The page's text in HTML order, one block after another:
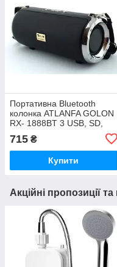
Портативна Bluetooth
колонка ATLANFA GOLON
RX- 1888BT 3 USB, SD,
FM - радіо та сабвуфером
715 ₴
Купити
Акційні пропозиції